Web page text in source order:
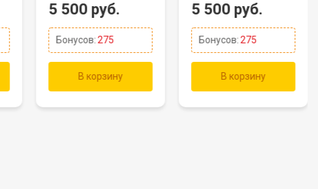
5 500 руб.
Бонусов:275
В корзину
5 500 руб.
Бонусов:275
В корзину